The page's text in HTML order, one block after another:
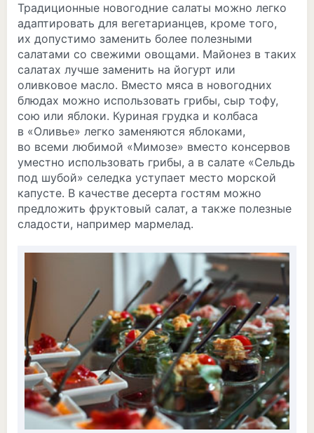
Традиционные новогодние салаты можно легко
адаптировать для вегетарианцев, кроме того,
их допустимо заменить более полезными
салатами со свежими овощами. Майонез в таких
салатах лучше заменить на йогурт или
оливковое масло. Вместо мяса в новогодних
блюдах можно использовать грибы, сыр тофу,
сою или яблоки. Куриная грудка и колбаса
в «Оливье» легко заменяются яблоками,
во всеми любимой «Мимозе» вместо консервов
уместно использовать грибы, а в салате «Сельдь
под шубой» селедка уступает место морской
капусте. В качестве десерта гостям можно
предложить фруктовый салат, а также полезные
сладости, например мармелад.